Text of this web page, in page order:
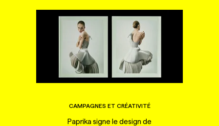
CAMPAGNES ET CRÉATIVITÉ
Paprika signe le design de